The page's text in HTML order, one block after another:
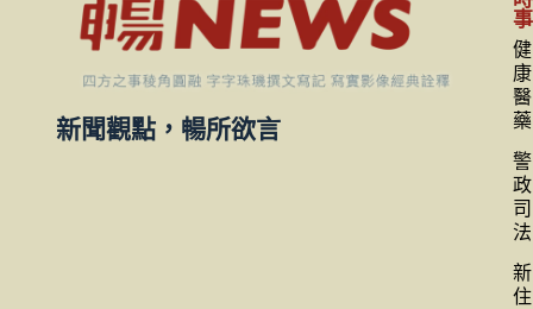
新聞觀點，暢所欲言
事
健
康
醫
藥
警
政
司
法
新
住